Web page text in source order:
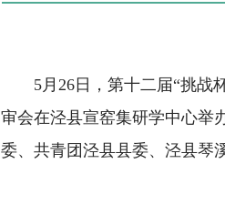
5月26日，第十二届“挑战
审会在泾县宣窑集研学中心举
委、共青团泾县县委、泾县琴